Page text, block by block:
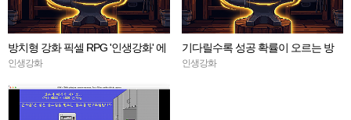
방치형 강화 픽셀 RPG '인생강화' 에
서 CBT 인원을 모집합니다.
인생강화
기다릴수록 성공 확률이 오르는 방
치형 강화 RPG — 인생강화 ※8월
인생강화